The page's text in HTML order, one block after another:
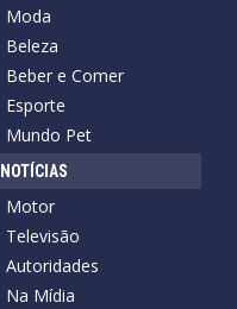
Moda
Beleza
Beber e Comer
Esporte
Mundo Pet
NOTÍCIAS
Motor
Televisão
Autoridades
Na Mídia